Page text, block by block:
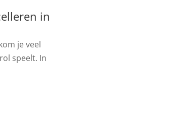
in
je veel
speelt. In